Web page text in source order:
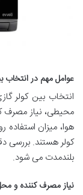
عوامل مهم در انتخاب
انتخاب بین کولر
محیطی، نیاز مصرف
هوا، میزان استفاده
کولر هستند. بررسی
بلندمدت می شود.
نیاز مصرف کننده و